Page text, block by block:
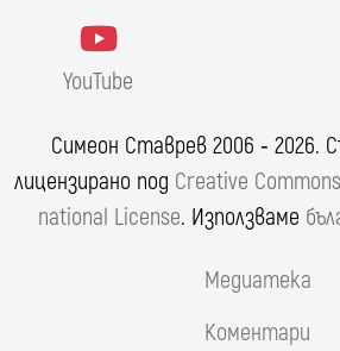
YouTube
Симеон Ставрев 2006 ‐ 2026.
лицензирано под Creative
national License. Използваме
Медиатека
Коментари